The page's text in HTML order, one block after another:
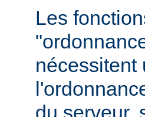
Les
nécessitent
du serveur,